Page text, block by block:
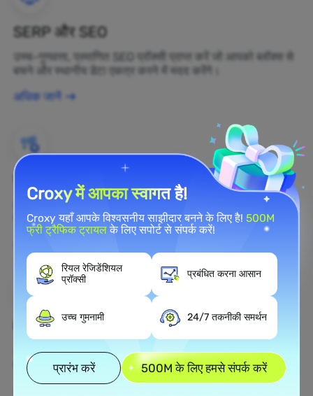
SERP और SEO
उच्च-गुणवत्ता, प्रमाणित SEO प्रॉक्सी प्राप्त करें जो आपको ब्लॉक्स से
बचने और स्थानीय डेटा एकत्र करने में मदद करेंगे।
अधिक जानें
आप रेजिडेंशियल प्रॉक्सी का उपयोग करके अपनी ब्रांड की सार्वजनिक
राय को वास्तविक समय में वेब पर निगरानी कर सकते हैं।
वेब स्क्रैपिंग
अज्ञात डेटा संपत्तियों को एकत्र करें और उन्हें लाभकारी व्यापार निर्णयों में
बदलें।
Croxy में आपका स्वागत है!
Croxy यहाँ आपके विश्वसनीय साझीदार बनने के लिए है!500M
फ्री ट्रैफिक ट्रायल के लिए सपोर्ट से संपर्क करें!
रियल रेजिडेंशियल
प्रॉक्सी
प्रबंधित करना आसान
उच्च गुमनामी 24/7 तकनीकी समर्थन
प्रारंभ करें 500M के लिए हमसे संपर्क करें